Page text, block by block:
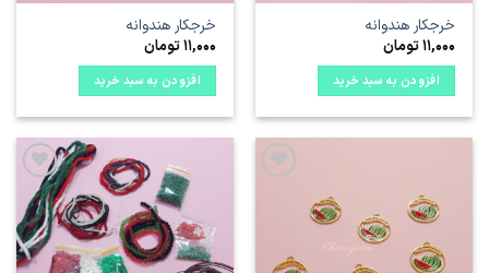
خرجکار هندوانه
11,000تومان
افزودن به سبد خرید
خرجکار هندوانه
11,000تومان
افزودن به سبد خرید
ها
علاقه
مندی
ها